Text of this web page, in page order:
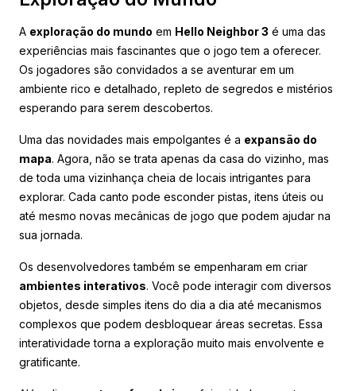
A exploração do mundo em Hello Neighbor 3 é uma das
experiências mais fascinantes que o jogo tem a oferecer.
Os jogadores são convidados a se aventurar em um
ambiente rico e detalhado, repleto de segredos e mistérios
esperando para serem descobertos.
Uma das novidades mais empolgantes é a expansão do
mapa. Agora, não se trata apenas da casa do vizinho, mas
de toda uma vizinhança cheia de locais intrigantes para
explorar. Cada canto pode esconder pistas, itens úteis ou
até mesmo novas mecânicas de jogo que podem ajudar na
sua jornada.
Os desenvolvedores também se empenharam em criar
ambientes interativos. Você pode interagir com diversos
objetos, desde simples itens do dia a dia até mecanismos
complexos que podem desbloquear áreas secretas. Essa
interatividade torna a exploração muito mais envolvente e
gratificante.